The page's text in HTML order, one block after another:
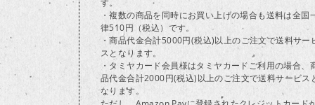
す。
・複数の商品を同時にお買い上げの場合も送料は全国
律510円（税込）です。
・商品代金合計5000円(税込)以上のご注文で送料サー
スとなります。
・タミヤカード会員様はタミヤカードご利用の場合、
品代金合計2000円(税込)以上のご注文で送料サービス
なります。